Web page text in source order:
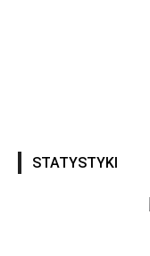
STATYSTYKI